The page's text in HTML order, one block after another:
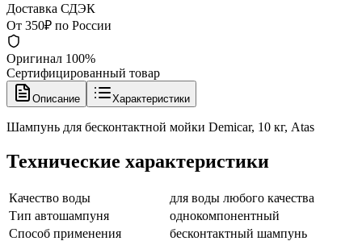
Доставка СДЭК
От 350₽ по России
Оригинал 100%
Сертифицированный товар
Описание Характеристики
Шампунь для бесконтактной мойки Demicar, 10 кг, Atas
Технические характеристики
Качество воды
для воды любого качества
Тип автошампуня
однокомпонентный
Способ применения
бесконтактный шампунь